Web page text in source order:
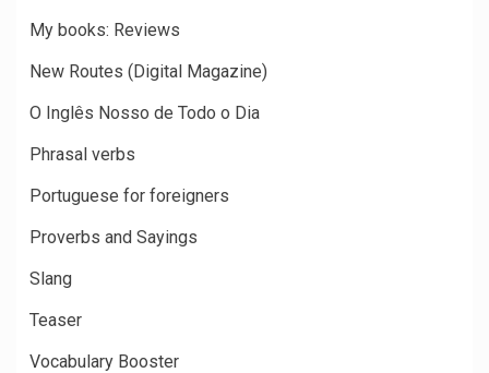
My books: Reviews
New Routes (Digital Magazine)
O Inglês Nosso de Todo o Dia
Phrasal verbs
Portuguese for foreigners
Proverbs and Sayings
Slang
Teaser
Vocabulary Booster